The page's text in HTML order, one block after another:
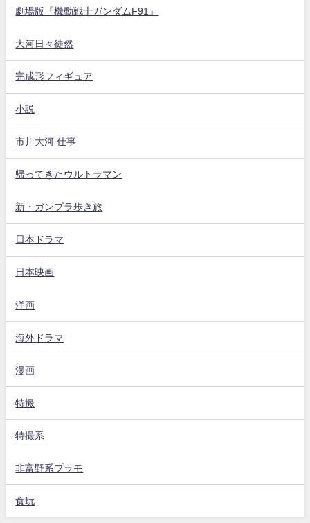
劇場版『機動戦士ガンダムF91』
大河日々徒然
完成形フィギュア
小説
市川大河 仕事
帰ってきたウルトラマン
新・ガンプラ歩き旅
日本ドラマ
日本映画
洋画
海外ドラマ
漫画
特撮
特撮系
非富野系プラモ
食玩